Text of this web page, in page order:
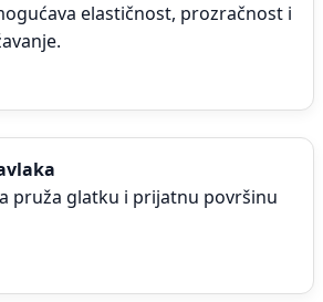
elastičnost, prozračnost i
pruža glatku i prijatnu površinu